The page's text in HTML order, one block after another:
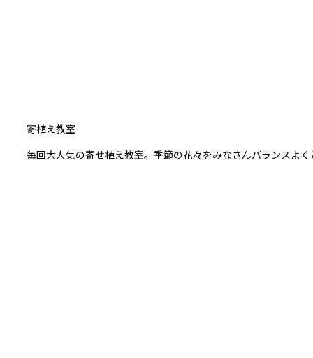
寄植え教室
毎回大人気の寄せ植え教室。季節の花々をみなさんバランスよ